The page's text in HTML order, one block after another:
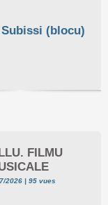
(blocu)
FILMU
2026 | 95 vues